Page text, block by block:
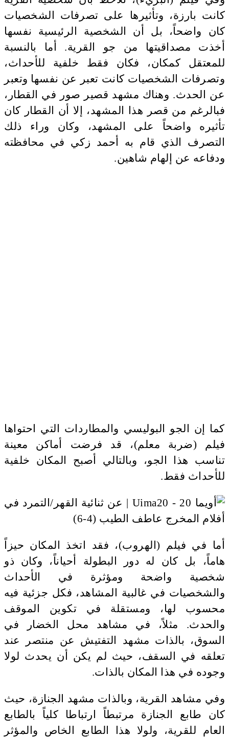
كانت بارزة، وتأثيرها على تصرفات الشخصيات
كان واضحاً، بل أن الشخصية الرئيسية نفسها
أخذت مصداقيتها من جو القرية. أما بالنسبة
للمعتقل كمكان، فكان فقط خلفية للأحداث،
وتصرفات الشخصيات كانت تعبر عن نفسها وتعبر
عن الحدث. وهناك مشهد قصير صور في القطار،
فبالرغم من قصر هذا المشهد، إلا أن القطار كان
تأثيره واضحاً على المشهد، وكان وراء ذلك
التصرف الذي قام به أحمد زكي في محافظته
ودفاعه عن إلهام شاهين.
كما إن الجو البوليسي والمطاردات التي احتواها
فيلم (ضربة معلم)، قد فرضت أماكن معينة
تناسب هذا الجو، وبالتالي أصبح المكان خلفية
للأحداث فقط.
أما في فيلم (الهروب)، فقد اتخذ المكان حيزاً
هاماً، بل كان له دور البطولة أحياناً، وكان ذو
شخصية واضحة ومؤثرة في الأحداث
والشخصيات في غالبية المشاهد، فكل جزئية فيه
محسوب لها، ومستقلة في تكوين الموقف
والحدث. مثلاً، في مشاهد محل الخضار في
السوق، بالذات مشهد التفتيش عن منتصر عند
تعلقه في السقف، حيث لم يكن أن يحدث لولا
وجوده في هذا المكان بالذات.
وفي مشاهد القرية، وبالذات مشهد الجنازة، حيث
كان طابع الجنازة مرتبطاً ارتباطا كلياً بالطابع
العام للقرية، ولولا هذا الطابع الخاص والمؤثر